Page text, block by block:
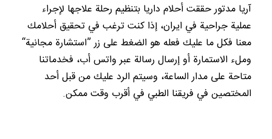
آريا مدتور حققت أحلام داریا بتنظيم رحلة علاجها لإجراء
عملية جراحية في ايران، إذا كنت ترغب في تحقيق أحلامك
معنا فكل ما عليك فعله هو الضغط على زر ”استشارة مجانية“
وملء الاستمارة أو إرسال رسالة عبر واتس أب، فخدماتنا
متاحة على مدار الساعة، وسيتم الرد عليك من قبل أحد
المختصين في فريقنا الطبي في أقرب وقت ممكن.